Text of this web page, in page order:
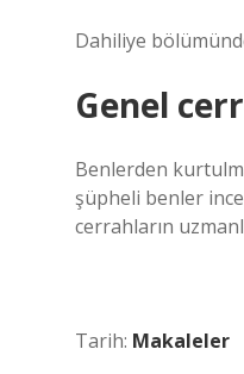
Dahiliye
Genel
Benlerden
şüpheli benler
cerrahların
Tarih: Makaleler